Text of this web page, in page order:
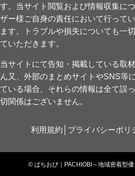
す。当サイト閲覧および情報収集に
ザー様ご自身の責任において行って
ます。トラブルや損失についても一
ていただきます。
当サイトにて告知・掲載している取
ん又、外部のまとめサイトやSNS等
ている場合、それらの情報は全て誤
切関係はございません。
利用規約 プライバシーポリ
©ぱちおび｜PACHIOBI～地域密着型